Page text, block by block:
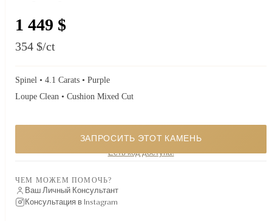
1 449 $
354 $/ct
Spinel • 4.1 Carats • Purple
Loupe Clean • Cushion Mixed Cut
ЗАПРОСИТЬ ЭТОТ КАМЕНЬ
Есть код доступа?
ЧЕМ МОЖЕМ ПОМОЧЬ?
Ваш Личный Консультант
Консультация в Instagram